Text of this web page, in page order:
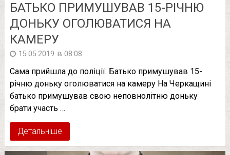
БАТЬКО ПРИМУШУВАВ 15-РІЧНЮ
ДОНЬКУ ОГОЛЮВАТИСЯ НА
КАМЕРУ
15.05.2019 в 08:08
Сама прийшла до поліції: Батько примушував 15-
річню доньку оголюватися на камеру На Черкащині
батько примушував свою неповнолітню доньку
брати участь …
Детальніше